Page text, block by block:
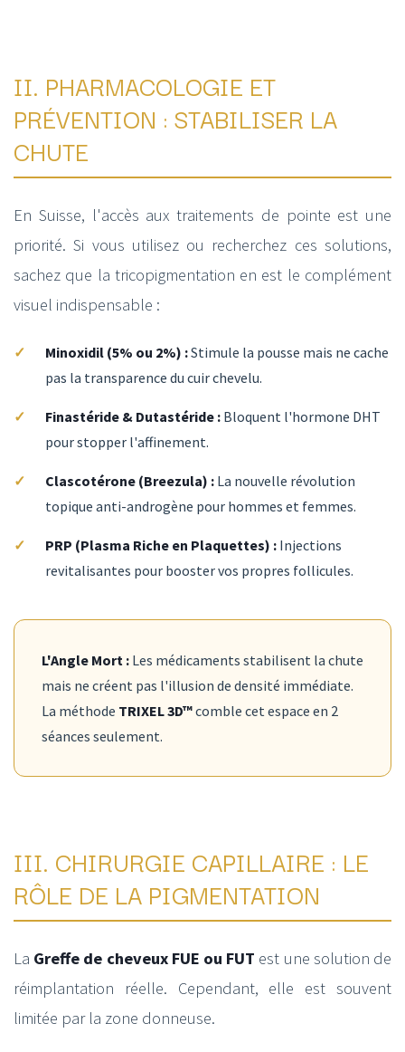
II. PHARMACOLOGIE ET
PRÉVENTION : STABILISER LA
CHUTE
En Suisse, l'accès aux traitements de pointe est une
priorité. Si vous utilisez ou recherchez ces solutions,
sachez que la tricopigmentation en est le complément
visuel indispensable :
Minoxidil (5% ou 2%) :Stimule la pousse mais ne cache
pas la transparence du cuir chevelu.
Finastéride & Dutastéride : Bloquent l'hormone DHT
pour stopper l'affinement.
Clascotérone (Breezula) : La nouvelle révolution
topique anti-androgène pour hommes et femmes.
PRP (Plasma Riche en Plaquettes) : Injections
revitalisantes pour booster vos propres follicules.
L'Angle Mort : Les médicaments stabilisent la chute
mais ne créent pas l'illusion de densité immédiate.
La méthode TRIXEL 3D™comble cet espace en 2
séances seulement.
III. CHIRURGIE CAPILLAIRE : LE
RÔLE DE LA PIGMENTATION
La Greffe de cheveux FUE ou FUT est une solution de
réimplantation réelle. Cependant, elle est souvent
limitée par la zone donneuse.